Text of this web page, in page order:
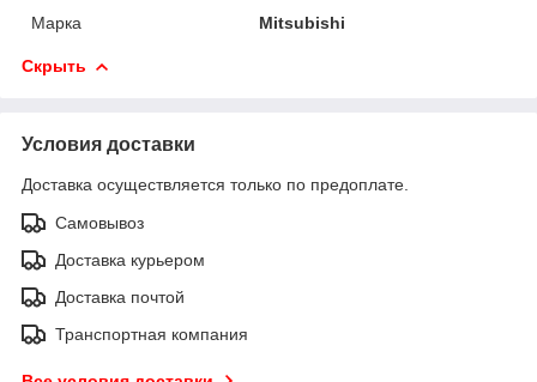
Марка
Mitsubishi
Скрыть
Условия доставки
Доставка осуществляется только по предоплате.
Самовывоз
Доставка курьером
Доставка почтой
Транспортная компания